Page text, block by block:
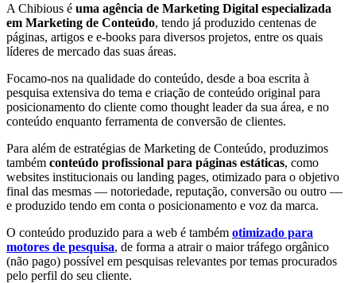
A Chibious é uma agência de Marketing Digital especializada
em Marketing de Conteúdo, tendo já produzido centenas de
páginas, artigos e e-books para diversos projetos, entre os quais
líderes de mercado das suas áreas.
Focamo-nos na qualidade do conteúdo, desde a boa escrita à
pesquisa extensiva do tema e criação de conteúdo original para
posicionamento do cliente como thought leader da sua área, e no
conteúdo enquanto ferramenta de conversão de clientes.
Para além de estratégias de Marketing de Conteúdo, produzimos
também conteúdo profissional para páginas estáticas, como
websites institucionais ou landing pages, otimizado para o objetivo
final das mesmas — notoriedade, reputação, conversão ou outro —
e produzido tendo em conta o posicionamento e voz da marca.
O conteúdo produzido para a web é também otimizado para
motores de pesquisa, de forma a atrair o maior tráfego orgânico
(não pago) possível em pesquisas relevantes por temas procurados
pelo perfil do seu cliente.